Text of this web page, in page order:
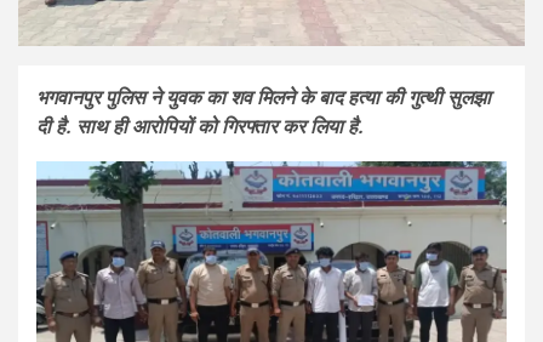
भगवानपुर पुलिस ने युवक का शव मिलने के बाद हत्या की गुत्थी सुलझा
दी है. साथ ही आरोपियों को गिरफ्तार कर लिया है.